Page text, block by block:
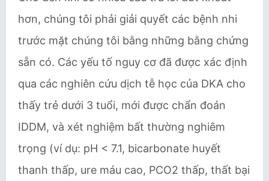
hơn, chúng tôi phải giải quyết các bệnh nhi
trước mặt chúng tôi bằng những bằng chứng
sẵn có. Các yếu tố nguy cơ đã được xác định
qua các nghiên cứu dịch tễ học của DKA cho
thấy trẻ dưới 3 tuổi, mới được chẩn đoán
IDDM, và xét nghiệm bất thường nghiêm
trọng (ví dụ: pH < 7.1, bicarbonate huyết
thanh thấp, ure máu cao, PCO2 thấp, thất bại